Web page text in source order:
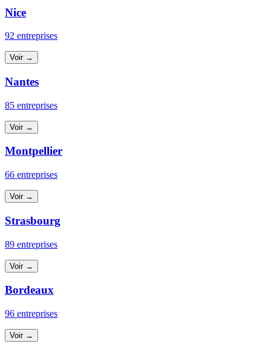
Nice
92 entreprises
Voir →
Nantes
85 entreprises
Voir →
Montpellier
66 entreprises
Voir →
Strasbourg
89 entreprises
Voir →
Bordeaux
96 entreprises
Voir →